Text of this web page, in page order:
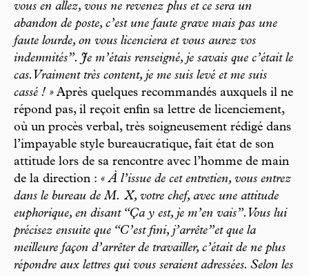
vous en allez, vous ne revenez plus et ce sera un
abandon de poste, c’est une faute grave mais pas une
faute lourde, on vous licenciera et vous aurez vos
indemnités”. Je m’étais renseigné, je savais que c’était le
cas. Vraiment très content, je me suis levé et me suis
cassé ! » Après quelques recommandés auxquels il ne
répond pas, il reçoit enfin sa lettre de licenciement,
où un procès verbal, très soigneusement rédigé dans
l’impayable style bureaucratique, fait état de son
attitude lors de sa rencontre avec l’homme de main
de la direction : « À l’issue de cet entretien, vous entrez
dans le bureau de M. X, votre chef, avec une attitude
euphorique, en disant “Ça y est, je m’en vais”. Vous lui
précisez ensuite que “C’est fini, j’arrête”et que la
meilleure façon d’arrêter de travailler, c’était de ne plus
répondre aux lettres qui vous seraient adressées. Selon les